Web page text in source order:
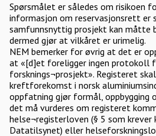
Spørsmålet er således om risikoen
informasjon om reservasjonsrett
samfunnsnyttig prosjekt kan måtte
dermed gjør at vilkåret er urimelig.
NEM bemerker for øvrig at det er
at «[d]et foreligger ingen protokoll
forsknings¬prosjekt». Registeret
kreftforekomst i norsk
oppfatning gjør formål, oppbygging
det må vurderes om registeret
helse¬registerloven (§ 5 som krever
Datatilsynet) eller